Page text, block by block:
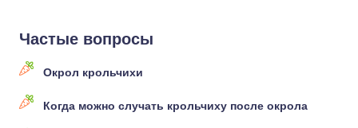
Частые вопросы
Окрол крольчихи
Когда можно случать крольчиху после окрола